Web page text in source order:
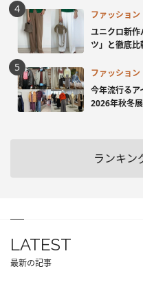
ファッション
ユニクロ新
ツ」と徹底
ファッション
今年流行る
2026年秋冬
ランキン
LATEST
最新の記事